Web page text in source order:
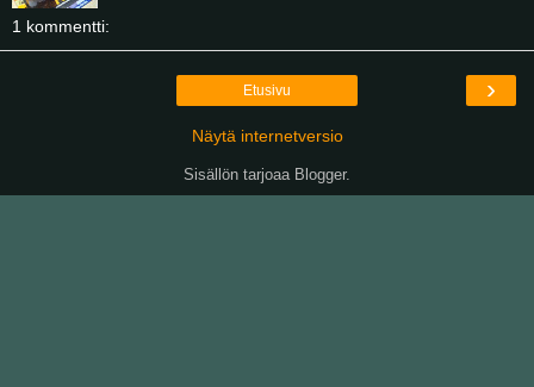
1 kommentti:
›
Etusivu
Näytä internetversio
Sisällön tarjoaa Blogger.